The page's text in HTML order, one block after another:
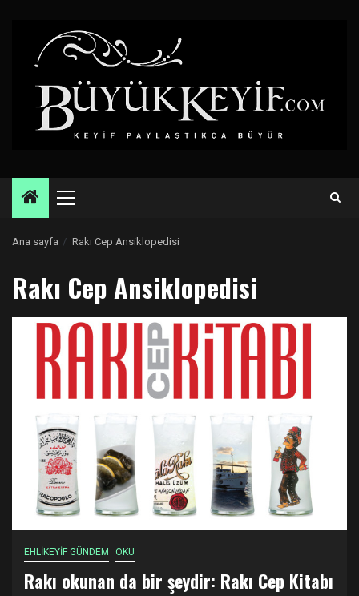
Primary
Ana sayfa Rakı Cep Ansiklopedisi
Rakı Cep Ansiklopedisi
EHLİKEYİF GÜNDEM OKU
Rakı okunan da bir şeydir: Rakı Cep Kitabı